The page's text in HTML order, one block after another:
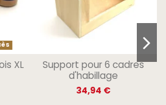
XL
Support pour 6 cadres
d'habillage
34,94 €